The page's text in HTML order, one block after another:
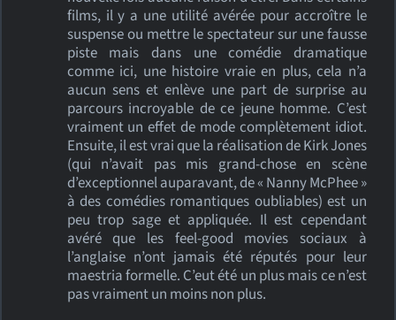
films, il y a une utilité avérée pour accroître le
suspense ou mettre le spectateur sur une fausse
piste mais dans une comédie dramatique
comme ici, une histoire vraie en plus, cela n’a
aucun sens et enlève une part de surprise au
parcours incroyable de ce jeune homme. C’est
vraiment un effet de mode complètement idiot.
Ensuite, il est vrai que la réalisation de Kirk Jones
(qui n’avait pas mis grand-chose en scène
d’exceptionnel auparavant, de « Nanny McPhee »
à des comédies romantiques oubliables) est un
peu trop sage et appliquée. Il est cependant
avéré que les feel-good movies sociaux à
l’anglaise n’ont jamais été réputés pour leur
maestria formelle. C’eut été un plus mais ce n’est
pas vraiment un moins non plus.